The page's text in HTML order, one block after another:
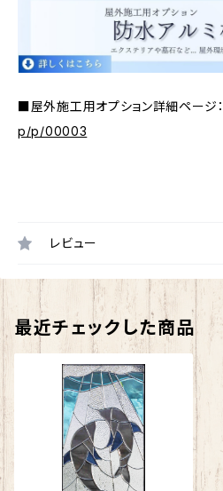
■屋外施工用オプション詳細ページ：
p/p/00003
レビュー
最近チェックした商品